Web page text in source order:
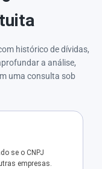
histórico de dívidas,
a análise,
uma consulta sob
se o CNPJ
empresas.